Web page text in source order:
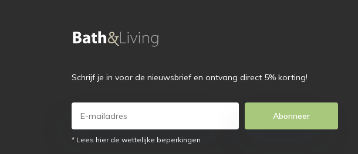
Schrijf je in voor de nieuwsbrief en ontvang direct 5% korting!
Abonneer
* Lees hier de wettelijke beperkingen